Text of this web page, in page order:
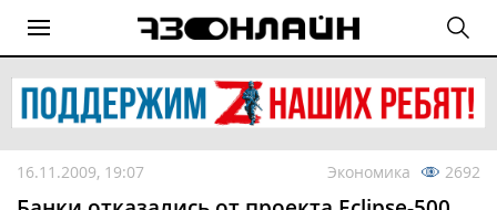
16.11.2009, 19:07 Экономика 2692